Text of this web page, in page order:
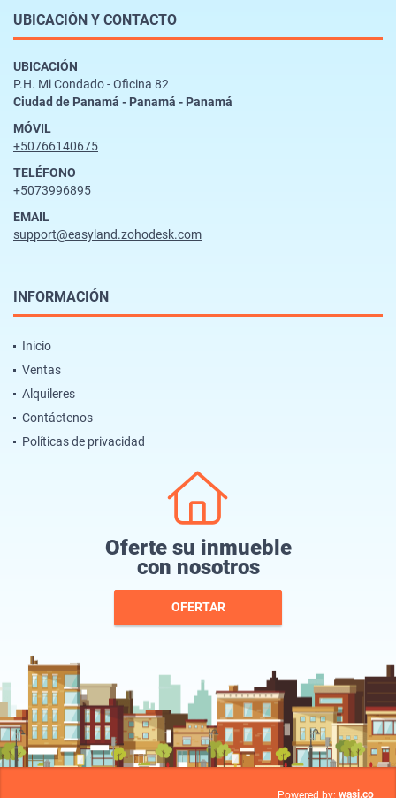
UBICACIÓN Y CONTACTO
UBICACIÓN
P.H. Mi Condado - Oficina 82
Ciudad de Panamá - Panamá - Panamá
MÓVIL
+50766140675
TELÉFONO
+5073996895
EMAIL
support@easyland.zohodesk.com
INFORMACIÓN
Inicio
Ventas
Alquileres
Contáctenos
Políticas de privacidad
Oferte su inmueble
con nosotros
OFERTAR
wasi.co